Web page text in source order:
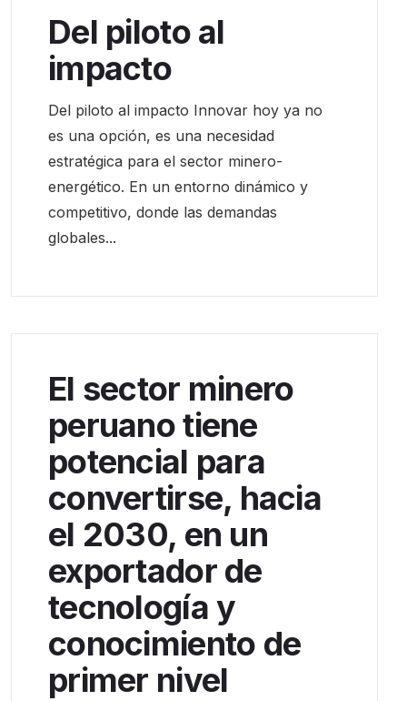
Del piloto al
impacto
Del piloto al impacto Innovar hoy ya no
es una opción, es una necesidad
estratégica para el sector minero-
energético. En un entorno dinámico y
competitivo, donde las demandas
globales...
El sector minero
peruano tiene
potencial para
convertirse, hacia
el 2030, en un
exportador de
tecnología y
conocimiento de
primer nivel